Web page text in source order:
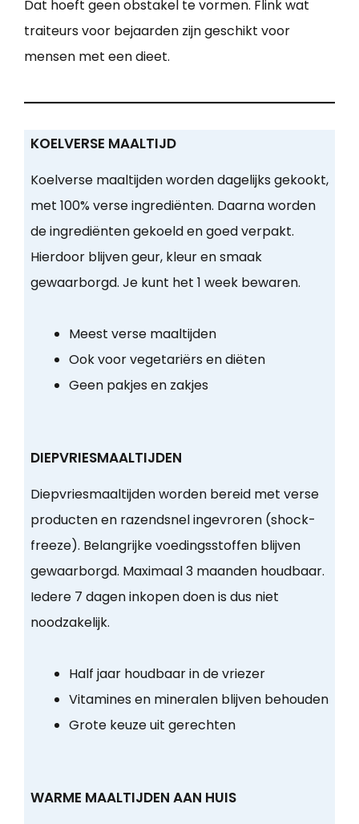
Dat hoeft geen obstakel te vormen. Flink wat
traiteurs voor bejaarden zijn geschikt voor
mensen met een dieet.
KOELVERSE MAALTIJD
Koelverse maaltijden worden dagelijks gekookt,
met 100% verse ingrediënten. Daarna worden
de ingrediënten gekoeld en goed verpakt.
Hierdoor blijven geur, kleur en smaak
gewaarborgd. Je kunt het 1 week bewaren.
Meest verse maaltijden
Ook voor vegetariërs en diëten
Geen pakjes en zakjes
DIEPVRIESMAALTIJDEN
Diepvriesmaaltijden worden bereid met verse
producten en razendsnel ingevroren (shock-
freeze). Belangrijke voedingsstoffen blijven
gewaarborgd. Maximaal 3 maanden houdbaar.
Iedere 7 dagen inkopen doen is dus niet
noodzakelijk.
Half jaar houdbaar in de vriezer
Vitamines en mineralen blijven behouden
Grote keuze uit gerechten
WARME MAALTIJDEN AAN HUIS